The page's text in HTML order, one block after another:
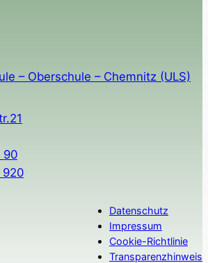
– Oberschule – Chemnitz (ULS)
90
920
Datenschutz
Impressum
Cookie-Richtlinie
Transparenzhinweis